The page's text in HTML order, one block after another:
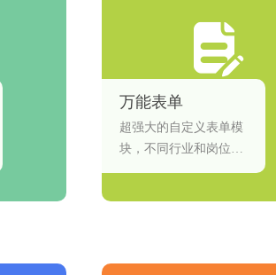
万能表单
超强大的自定义表单模
块，不同行业和岗位的
人员不需要特殊技能，